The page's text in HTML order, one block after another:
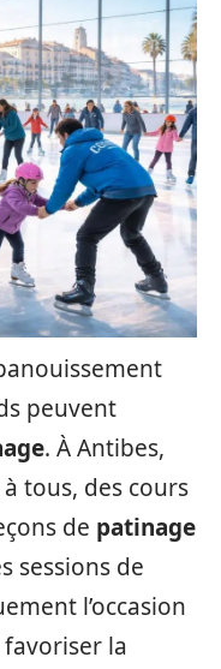
peuvent
. À Antibes,
tous, des cours
de patinage
sessions de
l’occasion
favoriser la